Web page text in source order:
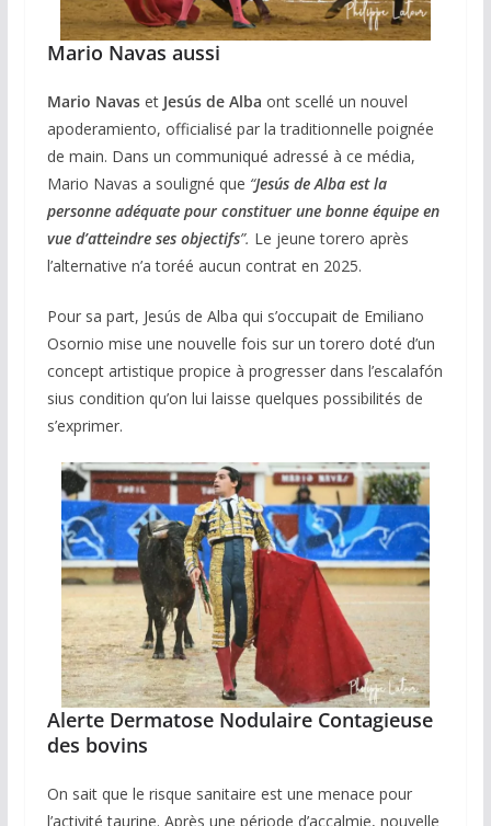
Mario Navas aussi
Mario Navaset Jesús de Alba ont scellé un nouvel
apoderamiento, officialisé par la traditionnelle poignée
de main. Dans un communiqué adressé à ce média,
Mario Navas a souligné que “Jesús de Alba est la
personne adéquate pour constituer une bonne équipe en
vue d’atteindre ses objectifs”. Le jeune torero après
l’alternative n’a toréé aucun contrat en 2025.
Pour sa part, Jesús de Alba qui s’occupait de Emiliano
Osornio mise une nouvelle fois sur un torero doté d’un
concept artistique propice à progresser dans l’escalafón
sius condition qu’on lui laisse quelques possibilités de
s’exprimer.
Alerte Dermatose Nodulaire Contagieuse
des bovins
On sait que le risque sanitaire est une menace pour
l’activité taurine. Après une période d’accalmie, nouvelle